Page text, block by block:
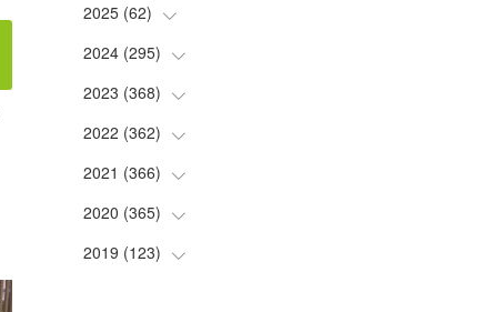
(2)
(2)
(2)
(5)
(3)
(7)
2025 (62)
(8)
(5)
(9)
(1)
(1)
(5)
2024 (295)
(8)
(11)
(11)
(22)
(31)
2023 (368)
(31)
(30)
(31)
(30)
2022 (362)
(30)
(30)
(30)
2021 (366)
(31)
(30)
2020 (365)
(31)
2019 (123)